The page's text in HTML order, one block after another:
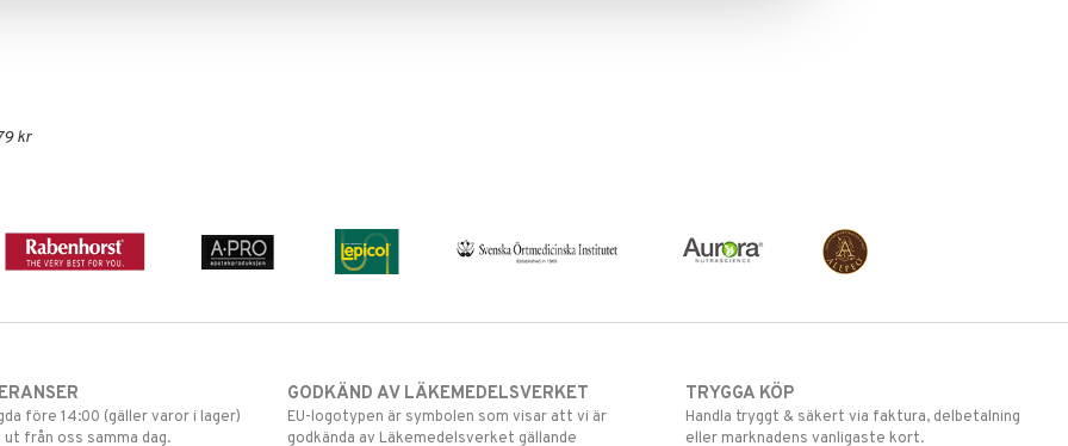
kr
före 14:00 (gäller varor i lager)
från oss samma dag.
GODKÄND AV LÄKEMEDELSVERKET
EU-logotypen är symbolen som visar att vi är
godkända av Läkemedelsverket gällande
TRYGGA KÖP
Handla tryggt & säkert via faktura, delbetalning
eller marknadens vanligaste kort.